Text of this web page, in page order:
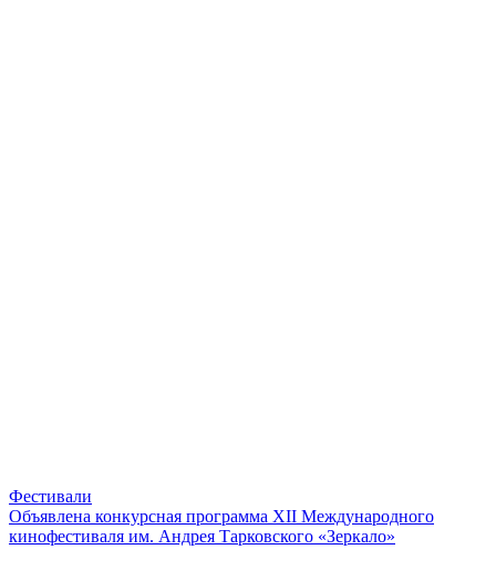
Фестивали
Объявлена конкурсная программа XII Международного
кинофестиваля им. Андрея Тарковского «Зеркало»